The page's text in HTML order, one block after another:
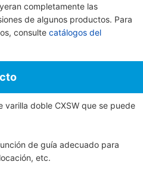
completamente las
de algunos productos. Para
consulte catálogos del
varilla doble CXSW que se puede
de guía adecuado para
etc.
instalar desde 3 direcciones.